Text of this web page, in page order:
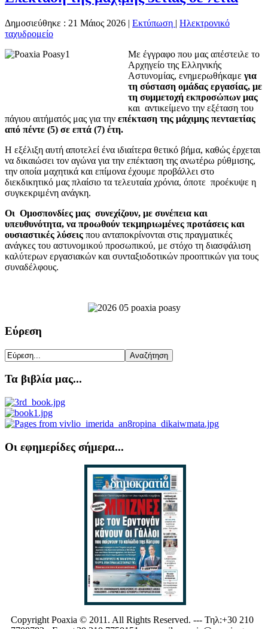
Δημοσιεύθηκε : 21 Μάιος 2026 | Εκτύπωση | Ηλεκτρονικό
ταχυδρομείο
Με έγγραφο που μας απέστειλε το
Αρχηγείο της Ελληνικής
Αστυνομίας, ενημερωθήκαμε για
τη σύσταση ομάδας εργασίας, με
τη συμμετοχή εκπροσώπων μας
και αντικείμενο την εξέταση του
πάγιου αιτήματός μας για την επέκταση της μάχιμης πενταετίας
από πέντε (5) σε επτά (7) έτη.
Η εξέλιξη αυτή αποτελεί ένα ιδιαίτερα θετικό βήμα, καθώς έρχεται
να δικαιώσει τον αγώνα για την επέκταση της ανωτέρω ρύθμισης,
την οποία μαχητικά και επίμονα έχουμε προβάλλει στο
διεκδικητικό μας πλαίσιο τα τελευταία χρόνια, όποτε προέκυψε η
συγκεκριμένη ανάγκη.
Οι Ομοσπονδίες μας συνεχίζουν, με συνέπεια και
υπευθυνότητα, να προωθούν τεκμηριωμένες προτάσεις και
ουσιαστικές λύσεις που ανταποκρίνονται στις πραγματικές
ανάγκες του αστυνομικού προσωπικού, με στόχο τη διασφάλιση
καλύτερων εργασιακών και συνταξιοδοτικών προοπτικών για τους
συναδέλφους.
Εύρεση
Τα βιβλία μας...
Οι εφημερίδες σήμερα...
Copyright Poaxia © 2011. All Rights Reserved. --- Τηλ:+30 210